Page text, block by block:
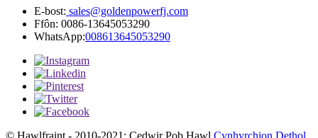
E-bost: sales@goldenpowerfj.com
Ffôn: 0086-13645053290
WhatsApp:008613645053290